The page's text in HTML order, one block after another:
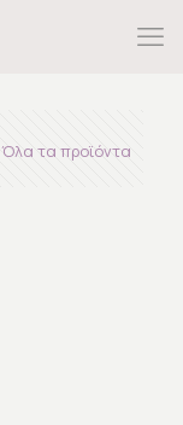
Όλα τα προϊόντα